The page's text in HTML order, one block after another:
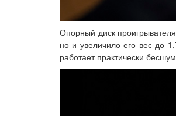
Опорный диск
но и увеличило его вес до
работает практически